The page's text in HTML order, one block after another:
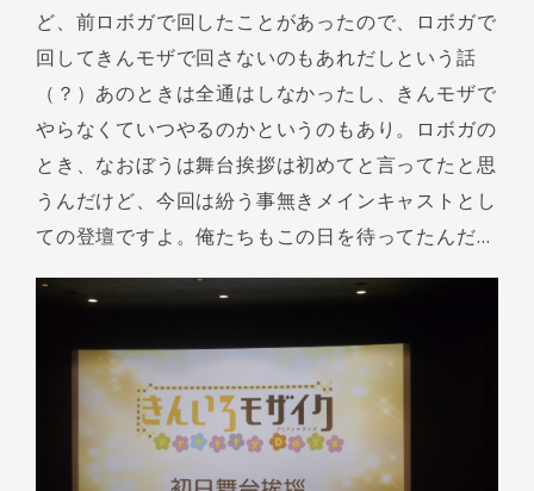
ど、前ロボガで回したことがあったので、ロボガで
回してきんモザで回さないのもあれだしという話
（？）あのときは全通はしなかったし、きんモザで
やらなくていつやるのかというのもあり。ロボガの
とき、なおぼうは舞台挨拶は初めてと言ってたと思
うんだけど、今回は紛う事無きメインキャストとし
ての登壇ですよ。俺たちもこの日を待ってたんだ…